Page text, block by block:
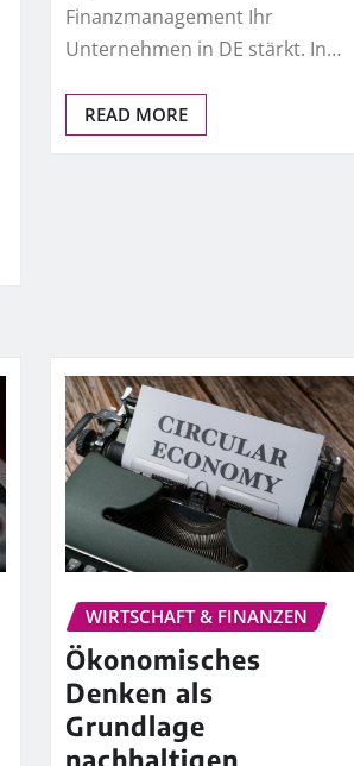
Finanzmanagement Ihr
Unternehmen in DE stärkt. In…
READ MORE
WIRTSCHAFT & FINANZEN
Ökonomisches
Denken als
Grundlage